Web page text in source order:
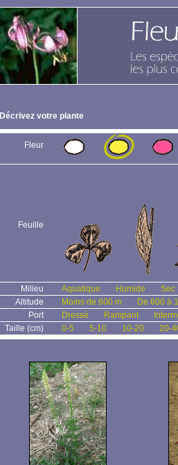
Décrivez votre plante
Fleur
Feuille
Milieu Aquatique Humide
Sec
Altitude
Moins de 600 m
De 600 à
Port
Dressé Rampant
Taille (cm)
0-5 5-10 10-20 20-